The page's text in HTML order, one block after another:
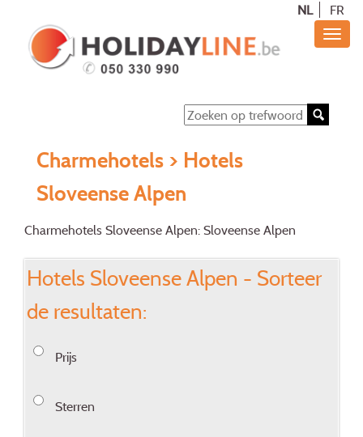
NL FR
Charmehotels > Hotels
Sloveense Alpen
Charmehotels Sloveense Alpen: Sloveense Alpen
Hotels Sloveense Alpen - Sorteer
de resultaten:
Prijs
Sterren